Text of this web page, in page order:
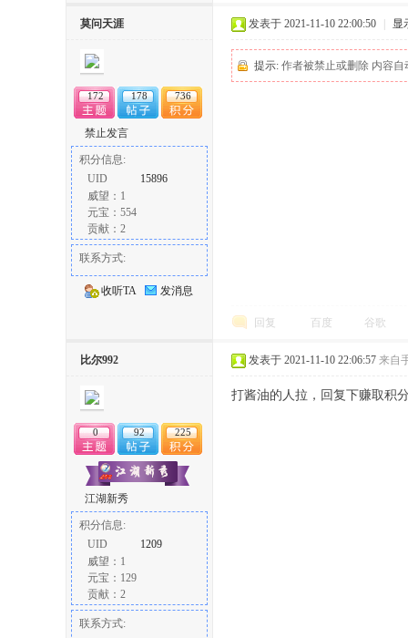
网
大
莫问天涯
172 178 736
禁止发言
积分信息:
UID
15896
威望：1
元宝：554
贡献：2
联系方式:
收听TA 发消息
发表于 2021-11-10 22:00:50 显
提示: 作者被禁止或删除 内容自
回复 百度 谷歌
比尔992
0 92 225
江湖新秀
积分信息:
UID
1209
威望：1
元宝：129
贡献：2
联系方式:
发表于 2021-11-10 22:06:57 来自
打酱油的人拉，回复下赚取积